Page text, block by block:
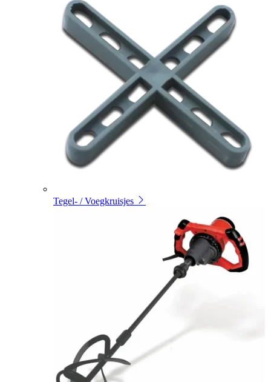
Tegel- / Voegkruisjes